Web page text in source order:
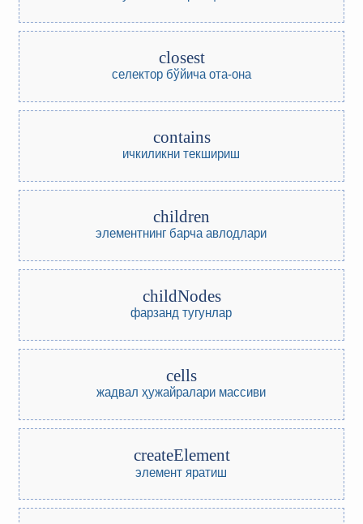
closest
селектор бўйича ота-она
contains
ичкиликни текшириш
children
элементнинг барча авлодлари
childNodes
фарзанд тугунлар
cells
жадвал ҳужайралари массиви
createElement
элемент яратиш